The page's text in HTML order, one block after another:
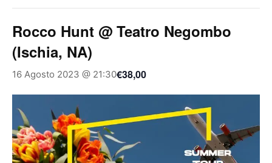
Rocco Hunt @ Teatro Negombo
(Ischia, NA)
16 Agosto 2023 @ 21:30€38,00